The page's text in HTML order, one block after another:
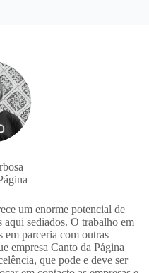
um enorme potencial de
aqui sediados. O trabalho em
em parceria com outras
empresa Canto da Página
que pode e deve ser